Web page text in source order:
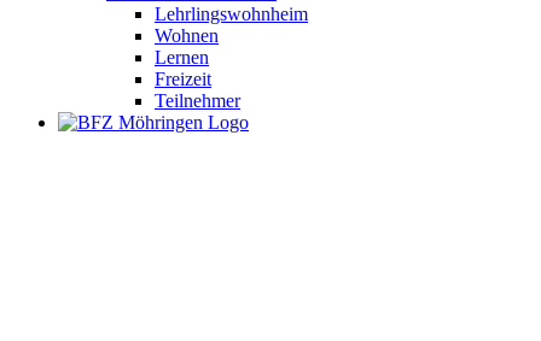
Lehrlingswohnheim
Wohnen
Lernen
Freizeit
Teilnehmer